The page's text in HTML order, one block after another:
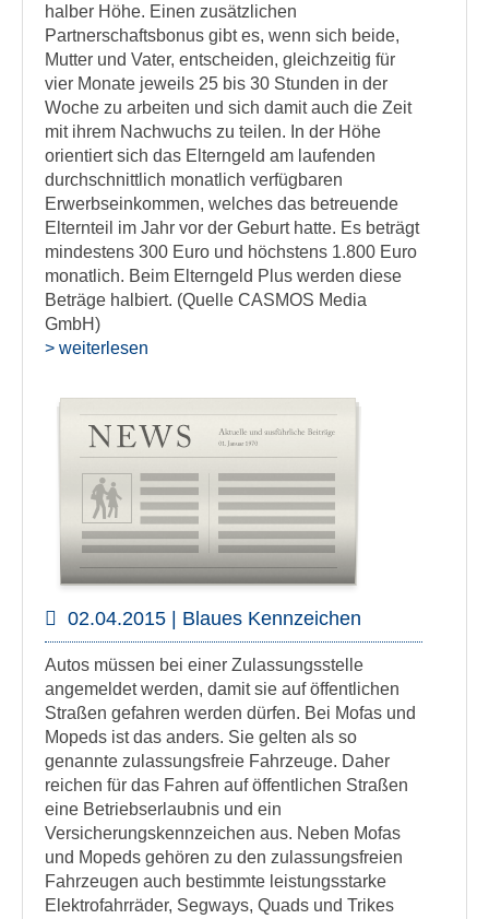
halber Höhe. Einen zusätzlichen
Partnerschaftsbonus gibt es, wenn sich beide,
Mutter und Vater, entscheiden, gleichzeitig für
vier Monate jeweils 25 bis 30 Stunden in der
Woche zu arbeiten und sich damit auch die Zeit
mit ihrem Nachwuchs zu teilen. In der Höhe
orientiert sich das Elterngeld am laufenden
durchschnittlich monatlich verfügbaren
Erwerbseinkommen, welches das betreuende
Elternteil im Jahr vor der Geburt hatte. Es beträgt
mindestens 300 Euro und höchstens 1.800 Euro
monatlich. Beim Elterngeld Plus werden diese
Beträge halbiert. (Quelle CASMOS Media
GmbH)
> weiterlesen
02.04.2015 | Blaues Kennzeichen
Autos müssen bei einer Zulassungsstelle
angemeldet werden, damit sie auf öffentlichen
Straßen gefahren werden dürfen. Bei Mofas und
Mopeds ist das anders. Sie gelten als so
genannte zulassungsfreie Fahrzeuge. Daher
reichen für das Fahren auf öffentlichen Straßen
eine Betriebserlaubnis und ein
Versicherungskennzeichen aus. Neben Mofas
und Mopeds gehören zu den zulassungsfreien
Fahrzeugen auch bestimmte leistungsstarke
Elektrofahrräder, Segways, Quads und Trikes